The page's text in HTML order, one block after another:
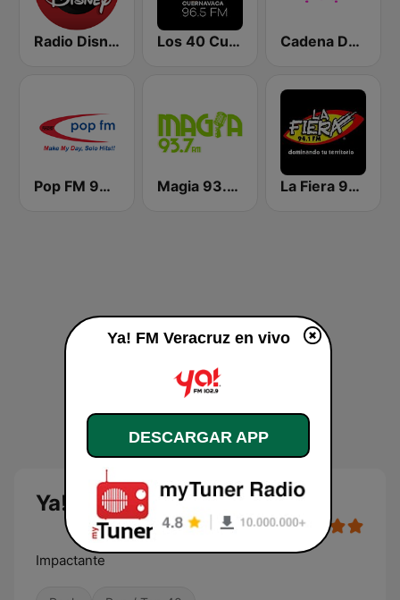
Radio Disney México Los 40 Cuernavaca Cadena Dance México
Pop FM 98.7 Magia 93.7 FM La Fiera 94.1 FM
Ya! FM Veracruz en vivo
Impactante
Ya! FM Veracruz en vivo
DESCARGAR APP